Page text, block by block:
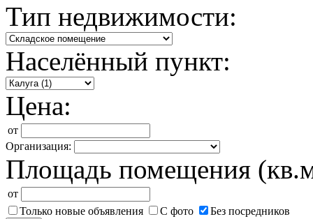
Тип недвижимости:
Населённый пункт:
Цена:
от
Организация:
Площадь помещения
от
Только новые объявления
С фото Без посредников